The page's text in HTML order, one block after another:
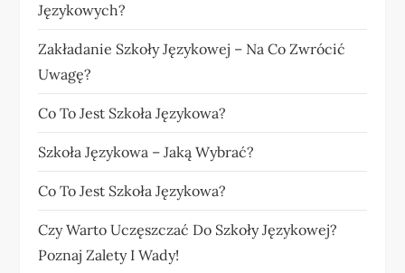
Językowych?
Zakładanie Szkoły Językowej – Na Co Zwrócić
Uwagę?
Co To Jest Szkoła Językowa?
Szkoła Językowa – Jaką Wybrać?
Co To Jest Szkoła Językowa?
Czy Warto Uczęszczać Do Szkoły Językowej?
Poznaj Zalety I Wady!